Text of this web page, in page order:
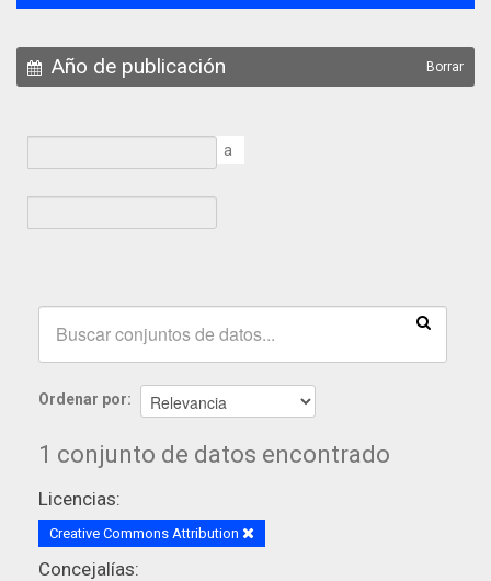
Año de publicación Borrar
a
Ordenar por
1 conjunto de datos encontrado
Licencias:
Creative Commons Attribution
Concejalías: